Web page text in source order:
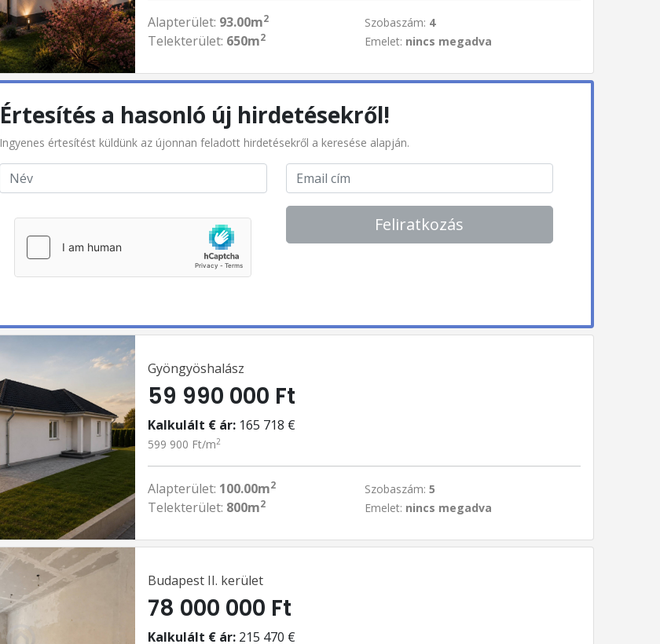
Alapterület: 93.00m2
Telekterület: 650m2
Szobaszám: 4
Emelet: nincs megadva
Értesítés a hasonló új hirdetésekről!
Ingyenes értesítést küldünk az újonnan feladott hirdetésekről a keresése alapján.
Feliratkozás
Gyöngyöshalász
59 990 000 Ft
Kalkulált € ár: 165 718 €
599 900 Ft/m2
Alapterület: 100.00m2
Telekterület: 800m2
Szobaszám: 5
Emelet: nincs megadva
Budapest II. kerület
78 000 000 Ft
Kalkulált € ár: 215 470 €